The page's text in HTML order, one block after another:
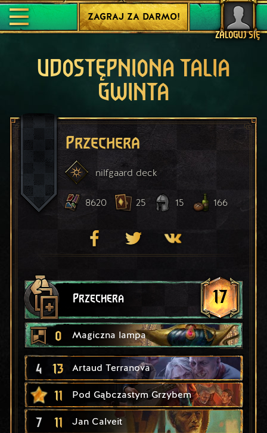
ZALOGUJ SIĘ
ZAGRAJ ZA DARMO!
UDOSTĘPNIONA TALIA
GWINTA
Przechera
nilfgaard deck
8620 25 15 166
Przechera 17
0 Magiczna lampa
4 13 Artaud Terranova
11 Pod Gąbczastym Grzybem
7 11 Jan Calveit